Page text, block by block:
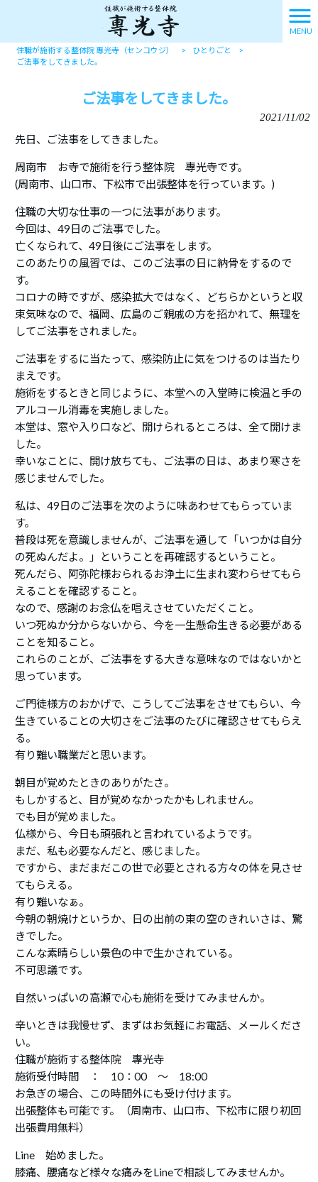
MENU
住職が施術する整体院 專光寺（センコウジ） > ひとりごと
>
ご法事をしてきました。
ご法事をしてきました。
2021/11/02
先日、ご法事をしてきました。
周南市 お寺で施術を行う整体院 專光寺です。
(周南市、山口市、下松市で出張整体を行っています。)
住職の大切な仕事の一つに法事があります。
今回は、49日のご法事でした。
亡くなられて、49日後にご法事をします。
このあたりの風習では、このご法事の日に納骨をするので
す。
コロナの時ですが、感染拡大ではなく、どちらかというと収
束気味なので、福岡、広島のご親戚の方を招かれて、無理を
してご法事をされました。
ご法事をするに当たって、感染防止に気をつけるのは当たり
まえです。
施術をするときと同じように、本堂への入堂時に検温と手の
アルコール消毒を実施しました。
本堂は、窓や入り口など、開けられるところは、全て開けま
した。
幸いなことに、開け放ちても、ご法事の日は、あまり寒さを
感じませんでした。
私は、49日のご法事を次のように味あわせてもらっていま
す。
普段は死を意識しませんが、ご法事を通して「いつかは自分
の死ぬんだよ。」ということを再確認するということ。
死んだら、阿弥陀様おられるお浄土に生まれ変わらせてもら
えることを確認すること。
なので、感謝のお念仏を唱えさせていただくこと。
いつ死ぬか分からないから、今を一生懸命生きる必要がある
ことを知ること。
これらのことが、ご法事をする大きな意味なのではないかと
思っています。
ご門徒様方のおかげで、こうしてご法事をさせてもらい、今
生きていることの大切さをご法事のたびに確認させてもらえ
る。
有り難い職業だと思います。
朝目が覚めたときのありがたさ。
もしかすると、目が覚めなかったかもしれません。
でも目が覚めました。
仏様から、今日も頑張れと言われているようです。
まだ、私も必要なんだと、感じました。
ですから、まだまだこの世で必要とされる方々の体を見させ
てもらえる。
有り難いなぁ。
今朝の朝焼けというか、日の出前の東の空のきれいさは、驚
きでした。
こんな素晴らしい景色の中で生かされている。
不可思議です。
自然いっぱいの高瀬で心も施術を受けてみませんか。
辛いときは我慢せず、まずはお気軽にお電話、メールくださ
い。
住職が施術する整体院 專光寺
施術受付時間 ： 10：00 ～ 18:00
お急ぎの場合、この時間外にも受け付けます。
出張整体も可能です。（周南市、山口市、下松市に限り初回
出張費用無料）
Line 始めました。
膝痛、腰痛など様々な痛みをLineで相談してみませんか。